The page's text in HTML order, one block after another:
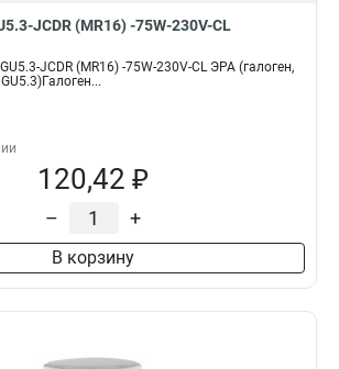
JCDR (MR16) -75W-230V-CL
JCDR (MR16) -75W-230V-CL ЭРА (галоген,
120,42 ₽
– +
В корзину